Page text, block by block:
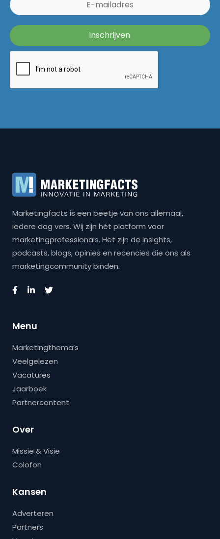
Marketingfacts is een beetje van ons allemaal,
iedere dag vers. Wij zijn hét platform voor
marketingprofessionals. Het zijn de insights,
podcasts, blogs, opinies en recencies die ons als
marketingcommunity binden.
Menu
Marketingthema’s
Veelgelezen
Vacatures
Jaarboek
Partnercontent
Over
Missie & Visie
Colofon
Kansen
Adverteren
Partners